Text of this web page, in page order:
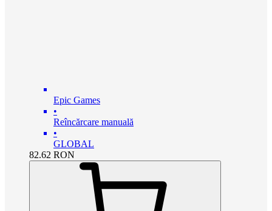
Epic Games
•
Reîncărcare manuală
•
GLOBAL
82.62 RON